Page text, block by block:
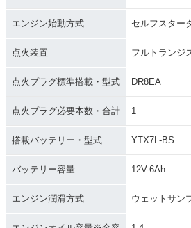
エンジン始動方式 セルフスター
点火装置 フルトランジ
点火プラグ標準搭載・型式 DR8EA
点火プラグ必要本数・合計 1
搭載バッテリー・型式 YTX7L-BS
バッテリー容量 12V-6Ah
エンジン潤滑方式 ウェットサン